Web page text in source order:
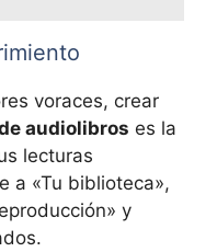
voraces, crear
audiolibros es la
lecturas
a «Tu biblioteca»,
y